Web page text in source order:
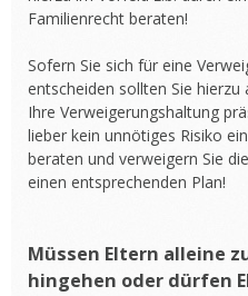
Familienrecht beraten!
Sofern Sie sich für eine
entscheiden sollten Sie
Ihre Verweigerungshaltung
lieber kein unnötiges Risiko
beraten und verweigern Sie
einen entsprechenden Plan!
Müssen Eltern alleine
hingehen oder dürfen